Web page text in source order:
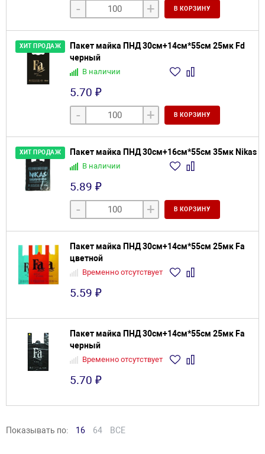
- + В КОРЗИНУ
ХИТ ПРОДАЖ
Пакет майка ПНД 30см+14см*55см 25мк Fd
черный
В наличии
5.70 ₽
- + В КОРЗИНУ
ХИТ ПРОДАЖ Пакет майка ПНД 30см+16см*55см 35мк Nikas
В наличии
5.89 ₽
- + В КОРЗИНУ
Пакет майка ПНД 30см+14см*55см 25мк Fa
цветной
Временно отсутствует
5.59 ₽
Пакет майка ПНД 30см+14см*55см 25мк Fa
черный
Временно отсутствует
5.70 ₽
Показывать по: 16 64 ВСЕ